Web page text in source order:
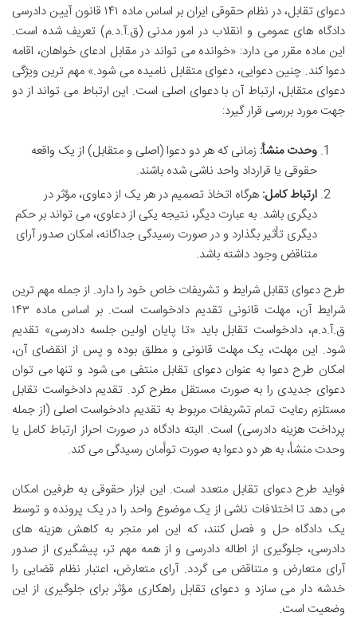
دعوای تقابل، در نظام حقوقی ایران بر اساس ماده ۱۴۱ قانون آیین دادرسی
دادگاه های عمومی و انقلاب در امور مدنی (ق.آ.د.م) تعریف شده است.
این ماده مقرر می دارد: «خوانده می تواند در مقابل ادعای خواهان، اقامه
دعوا کند. چنین دعوایی، دعوای متقابل نامیده می شود.» مهم ترین ویژگی
دعوای متقابل، ارتباط آن با دعوای اصلی است. این ارتباط می تواند از دو
جهت مورد بررسی قرار گیرد:
وحدت منشأ: زمانی که هر دو دعوا (اصلی و متقابل) از یک واقعه
حقوقی یا قرارداد واحد ناشی شده باشند.
ارتباط کامل: هرگاه اتخاذ تصمیم در هر یک از دعاوی، مؤثر در
دیگری باشد. به عبارت دیگر، نتیجه یکی از دعاوی، می تواند بر حکم
دیگری تأثیر بگذارد و در صورت رسیدگی جداگانه، امکان صدور آرای
متناقض وجود داشته باشد.
طرح دعوای تقابل شرایط و تشریفات خاص خود را دارد. از جمله مهم ترین
شرایط آن، مهلت قانونی تقدیم دادخواست است. بر اساس ماده ۱۴۳
ق.آ.د.م، دادخواست تقابل باید «تا پایان اولین جلسه دادرسی» تقدیم
شود. این مهلت، یک مهلت قانونی و مطلق بوده و پس از انقضای آن،
امکان طرح دعوا به عنوان دعوای تقابل منتفی می شود و تنها می توان
دعوای جدیدی را به صورت مستقل مطرح کرد. تقدیم دادخواست تقابل
مستلزم رعایت تمام تشریفات مربوط به تقدیم دادخواست اصلی (از جمله
پرداخت هزینه دادرسی) است. البته دادگاه در صورت احراز ارتباط کامل یا
وحدت منشأ، به هر دو دعوا به صورت توأمان رسیدگی می کند.
فواید طرح دعوای تقابل متعدد است. این ابزار حقوقی به طرفین امکان
می دهد تا اختلافات ناشی از یک موضوع واحد را در یک پرونده و توسط
یک دادگاه حل و فصل کنند، که این امر منجر به کاهش هزینه های
دادرسی، جلوگیری از اطاله دادرسی و از همه مهم تر، پیشگیری از صدور
آرای متعارض و متناقض می گردد. آرای متعارض، اعتبار نظام قضایی را
خدشه دار می سازد و دعوای تقابل راهکاری مؤثر برای جلوگیری از این
وضعیت است.